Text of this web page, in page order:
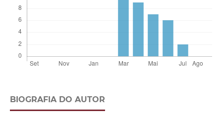
BIOGRAFIA DO AUTOR